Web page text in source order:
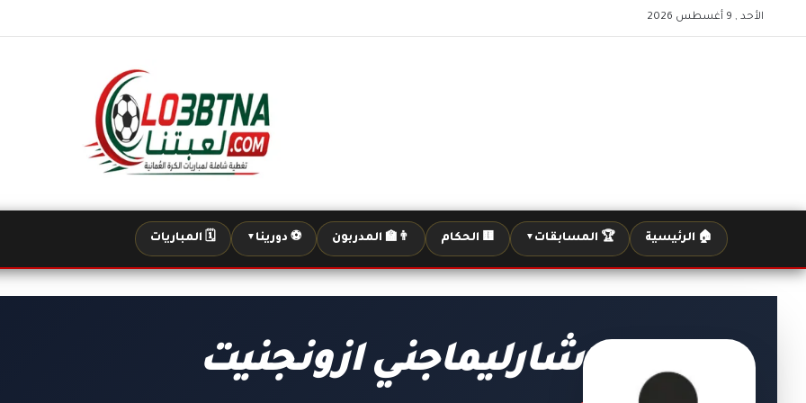
الأحد , 9 أغسطس 2026
🏠 الرئيسية 🏆 المسابقات ▼ 🟨 الحكام 👨‍🏫 المدربون ⚽ دورينا ▼ 🗓️ المباريات
شارليماجني ازونجنيت